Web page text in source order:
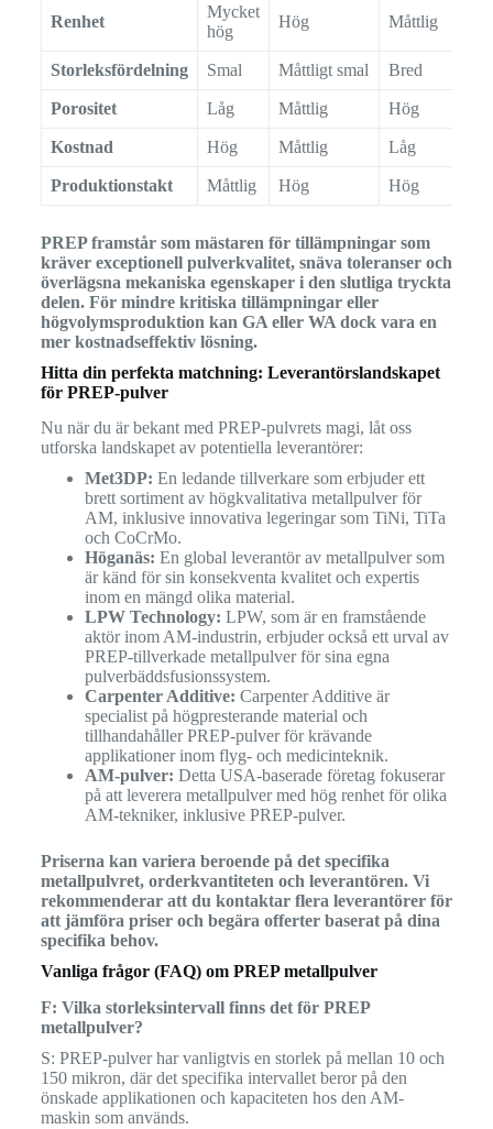
Renhet
Mycket
hög
Hög Måttlig
Storleksfördelning Smal Måttligt smal Bred
Porositet Låg Måttlig Hög
Kostnad Hög Måttlig Låg
Produktionstakt Måttlig Hög Hög
PREP framstår som mästaren för tillämpningar som
kräver exceptionell pulverkvalitet, snäva toleranser och
överlägsna mekaniska egenskaper i den slutliga tryckta
delen. För mindre kritiska tillämpningar eller
högvolymsproduktion kan GA eller WA dock vara en
mer kostnadseffektiv lösning.
Hitta din perfekta matchning: Leverantörslandskapet
för PREP-pulver
Nu när du är bekant med PREP-pulvrets magi, låt oss
utforska landskapet av potentiella leverantörer:
Met3DP: En ledande tillverkare som erbjuder ett
brett sortiment av högkvalitativa metallpulver för
AM, inklusive innovativa legeringar som TiNi, TiTa
och CoCrMo.
Höganäs: En global leverantör av metallpulver som
är känd för sin konsekventa kvalitet och expertis
inom en mängd olika material.
LPW Technology: LPW, som är en framstående
aktör inom AM-industrin, erbjuder också ett urval av
PREP-tillverkade metallpulver för sina egna
pulverbäddsfusionssystem.
Carpenter Additive: Carpenter Additive är
specialist på högpresterande material och
tillhandahåller PREP-pulver för krävande
applikationer inom flyg- och medicinteknik.
AM-pulver: Detta USA-baserade företag fokuserar
på att leverera metallpulver med hög renhet för olika
AM-tekniker, inklusive PREP-pulver.
Priserna kan variera beroende på det specifika
metallpulvret, orderkvantiteten och leverantören. Vi
rekommenderar att du kontaktar flera leverantörer för
att jämföra priser och begära offerter baserat på dina
specifika behov.
Vanliga frågor (FAQ) om PREP metallpulver
F: Vilka storleksintervall finns det för PREP
metallpulver?
S: PREP-pulver har vanligtvis en storlek på mellan 10 och
150 mikron, där det specifika intervallet beror på den
önskade applikationen och kapaciteten hos den AM-
maskin som används.